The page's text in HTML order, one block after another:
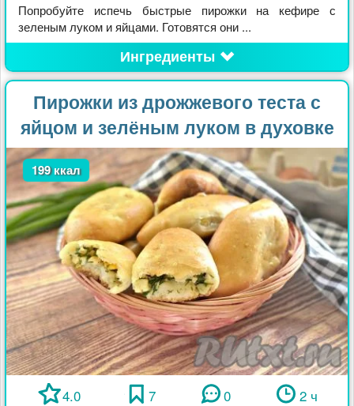
Попробуйте испечь быстрые пирожки на кефире с
зеленым луком и яйцами. Готовятся они ...
Ингредиенты
Пирожки из дрожжевого теста с
яйцом и зелёным луком в духовке
199 ккал
4.0 7 0 2 ч